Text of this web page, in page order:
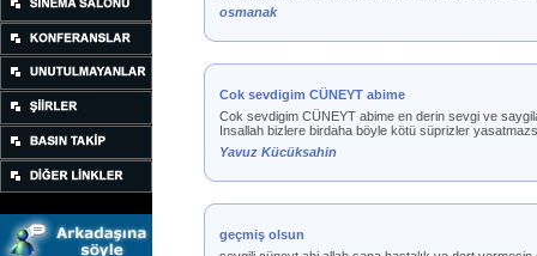
osmanak
Cok sevdigim CÜNEYT abime
Cok sevdigim CÜNEYT abime en derin sevgi ve
Insallah bizlere birdaha böyle kötü süprizler
Yavuz Kücüksahin
geçmiş olsun